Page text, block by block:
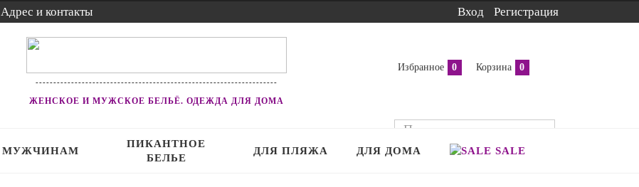
Адрес и контакты Вход Регистрация
--------------------------------------------------------------------
ЖЕНСКОЕ И МУЖСКОЕ БЕЛЬЁ. ОДЕЖДА ДЛЯ ДОМА
Избранное 0 Корзина 0
МУЖЧИНАМ
ПИКАНТНОЕ
БЕЛЬЕ
ДЛЯ ПЛЯЖА ДЛЯ ДОМА SALE